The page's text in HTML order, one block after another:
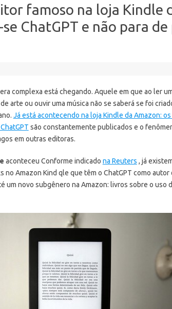
famoso na loja Kindle
ChatGPT e não para
complexa está chegando. Aquele em que ao ler
arte ou ouvir uma música não se saberá se foi
Já está acontecendo na loja Kindle da Amazon:
são constantemente publicados e o
em outras editoras.
aconteceu Conforme indicado na Reuters , já
no Amazon Kind qle que têm o ChatGPT como autor
um novo subgênero na Amazon: livros sobre o uso